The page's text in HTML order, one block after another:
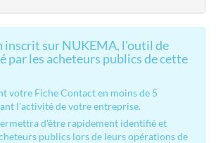
inscrit sur NUKEMA, l'outil de
par les acheteurs publics de cette
votre Fiche Contact en moins de 5
l'activité de votre entreprise.
d'être rapidement identifié et
publics lors de leurs opérations de